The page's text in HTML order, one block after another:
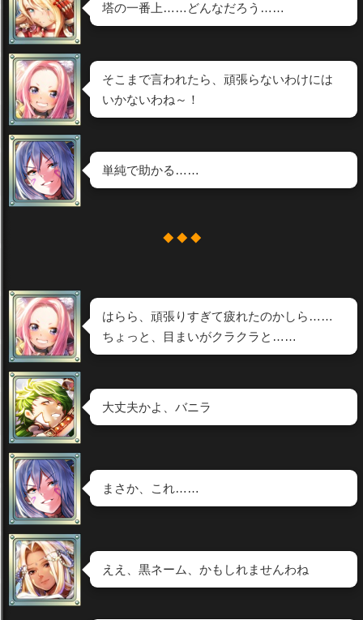
塔の一番上……どんなだろう……
そこまで言われたら、頑張らないわけには
いかないわね～！
単純で助かる……
◆ ◆ ◆
はらら、頑張りすぎて疲れたのかしら……
ちょっと、目まいがクラクラと……
大丈夫かよ、バニラ
まさか、これ……
ええ、黒ネーム、かもしれませんわね